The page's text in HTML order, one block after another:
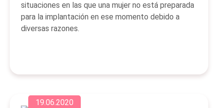
situaciones en las que una mujer no está preparada
para la implantación en ese momento debido a
diversas razones.
19.06.2020